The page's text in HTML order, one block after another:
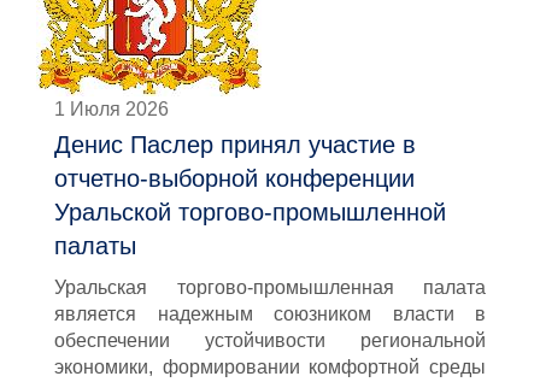
1 Июля 2026
Денис Паслер принял участие в
отчетно-выборной конференции
Уральской торгово-промышленной
палаты
Уральская торгово-промышленная палата
является надежным союзником власти в
обеспечении устойчивости региональной
экономики, формировании комфортной среды